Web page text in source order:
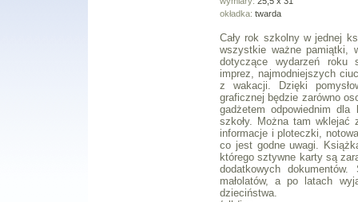
okładka: twarda
Cały rok szkolny w jednej
wszystkie ważne pamiątki,
dotyczące wydarzeń roku
imprez, najmodniejszych
z wakacji. Dzięki
graficznej będzie zarówno
gadżetem odpowiednim dla
szkoły. Można tam wklejać
informacje i ploteczki,
co jest godne uwagi.
którego sztywne karty są
dodatkowych
małolatów, a po latach
dzieciństwa.